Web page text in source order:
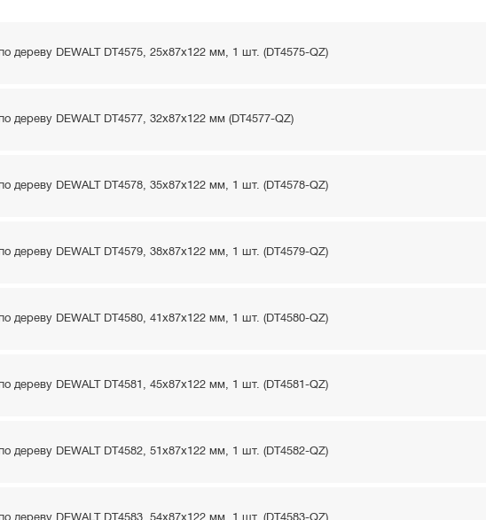
дереву DEWALT DT4575, 25x87x122 мм, 1 шт. (DT4575-QZ)
дереву DEWALT DT4577, 32x87x122 мм (DT4577-QZ)
дереву DEWALT DT4578, 35x87x122 мм, 1 шт. (DT4578-QZ)
дереву DEWALT DT4579, 38x87x122 мм, 1 шт. (DT4579-QZ)
дереву DEWALT DT4580, 41x87x122 мм, 1 шт. (DT4580-QZ)
дереву DEWALT DT4581, 45x87x122 мм, 1 шт. (DT4581-QZ)
дереву DEWALT DT4582, 51x87x122 мм, 1 шт. (DT4582-QZ)